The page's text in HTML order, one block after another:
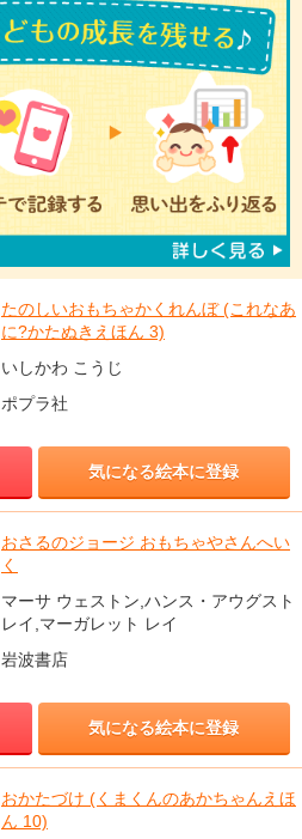
たのしいおもちゃかくれんぼ (これなあ
に?かたぬきえほん 3)
いしかわ こうじ
ポプラ社
気になる絵本に登録
おさるのジョージ おもちゃやさんへい
く
マーサ ウェストン,ハンス・アウグスト
レイ,マーガレット レイ
岩波書店
気になる絵本に登録
おかたづけ (くまくんのあかちゃんえほ
ん 10)